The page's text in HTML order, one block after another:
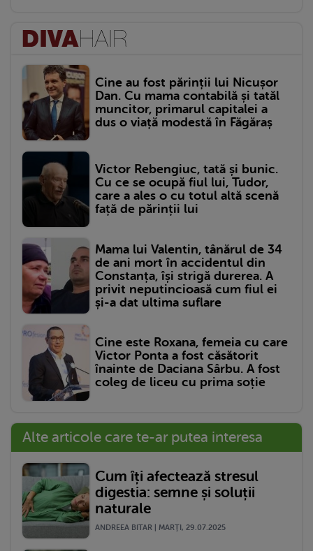
Cine au fost părinții lui Nicușor
Dan. Cu mama contabilă și tatăl
muncitor, primarul capitalei a
dus o viață modestă în Făgăraș
Victor Rebengiuc, tată și bunic.
Cu ce se ocupă fiul lui, Tudor,
care a ales o cu totul altă scenă
față de părinții lui
Mama lui Valentin, tânărul de 34
de ani mort în accidentul din
Constanța, își strigă durerea. A
privit neputincioasă cum fiul ei
și-a dat ultima suflare
Cine este Roxana, femeia cu care
Victor Ponta a fost căsătorit
înainte de Daciana Sârbu. A fost
coleg de liceu cu prima soție
Alte articole care te-ar putea interesa
Cum îți afectează stresul
digestia: semne și soluții
naturale
ANDREEA BITAR | MARŢI, 29.07.2025